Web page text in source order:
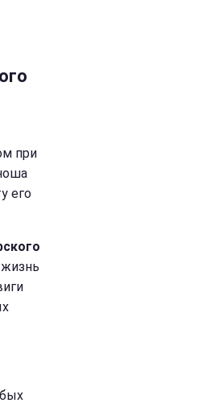
при
его